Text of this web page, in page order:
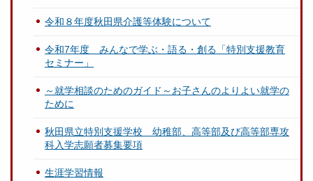
令和８年度秋田県介護等体験について
令和7年度 みんなで学ぶ・語る・創る「特別支援教育
セミナー」
～就学相談のためのガイド～お子さんのよりよい就学の
ために
秋田県立特別支援学校 幼稚部、高等部及び高等部専攻
科入学志願者募集要項
生涯学習情報